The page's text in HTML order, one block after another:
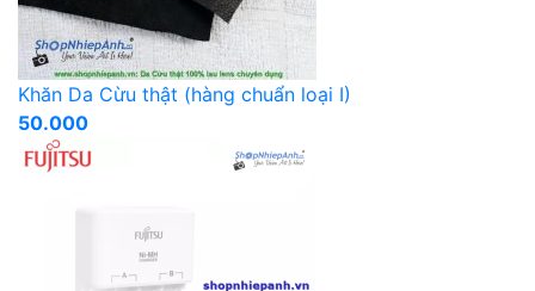
Khăn Da Cừu thật (hàng chuẩn loại I)
50.000